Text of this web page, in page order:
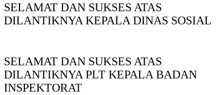
SELAMAT DAN SUKSES ATAS
DILANTIKNYA KEPALA DINAS SOSIAL
SELAMAT DAN SUKSES ATAS
DILANTIKNYA PLT KEPALA BADAN
INSPEKTORAT